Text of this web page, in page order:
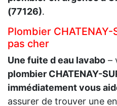
(77126).
Plombier CHATENAY-
pas cher
Une fuite d eau lavabo –
plombier CHATENAY-
immédiatement vous
assurer de trouver une